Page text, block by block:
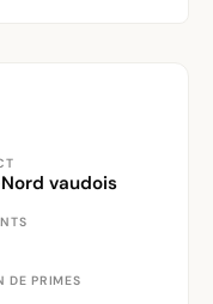
vaudois
DE PRIMES